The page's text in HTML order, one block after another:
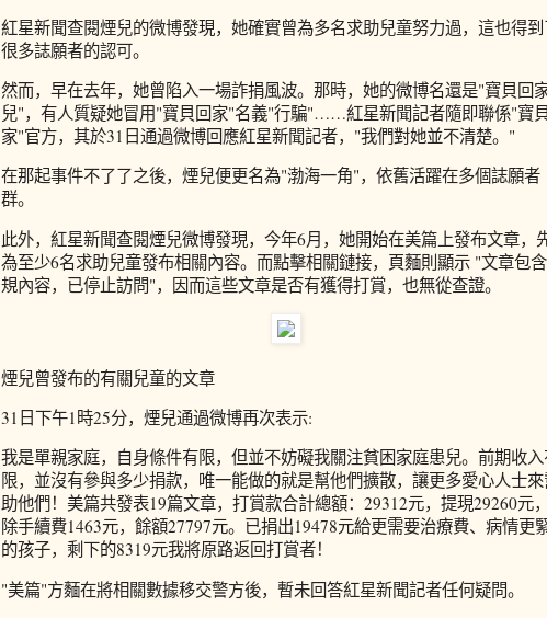
紅星新聞查閱煙兒的微博發現，她確實曾為多名求助兒童努力過，這也得到
很多誌願者的認可。
然而，早在去年，她曾陷入一場詐捐風波。那時，她的微博名還是"寶貝回
兒"，有人質疑她冒用"寶貝回家"名義"行騙"……紅星新聞記者隨即聯係"寶
家"官方，其於31日通過微博回應紅星新聞記者，"我們對她並不清楚。"
在那起事件不了了之後，煙兒便更名為"渤海一角"，依舊活躍在多個誌願者
群。
此外，紅星新聞查閱煙兒微博發現，今年6月，她開始在美篇上發布文章，
為至少6名求助兒童發布相關內容。而點擊相關鏈接，頁麵則顯示 "文章包
規內容，已停止訪問"，因而這些文章是否有獲得打賞，也無從查證。
煙兒曾發布的有關兒童的文章
31日下午1時25分，煙兒通過微博再次表示:
我是單親家庭，自身條件有限，但並不妨礙我關注貧困家庭患兒。前期收
限，並沒有參與多少捐款，唯一能做的就是幫他們擴散，讓更多愛心人士
助他們！美篇共發表19篇文章，打賞款合計總額：29312元，提現29260元
除手續費1463元，餘額27797元。已捐出19478元給更需要治療費、病情更
的孩子，剩下的8319元我將原路返回打賞者！
"美篇"方麵在將相關數據移交警方後，暫未回答紅星新聞記者任何疑問。